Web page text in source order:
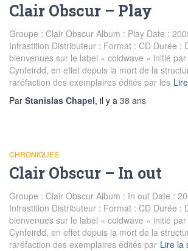
Clair Obscur – Play
Groupe : Clair Obscur Album : Play Date :
Infrastition Distributeur : Format : CD Durée :
bienvenues sur le label « coldwave » initié
Cynfeirdd, en effet depuis la mort de la
raréfaction des exemplaires édités par les
Par Stanislas Chapel, il y a 38 ans
CHRONIQUES
Clair Obscur – In out
Groupe : Clair Obscur Album : In out Date :
Infrastition Distributeur : Format : CD Durée :
bienvenues sur le label « coldwave » initié
Cynfeirdd, en effet depuis la mort de la
raréfaction des exemplaires édités par Lire la